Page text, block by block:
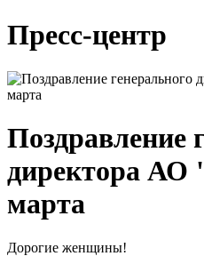
Пресс-центр
Поздравление
директора
марта
Дорогие женщины!